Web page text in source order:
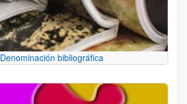
Denominación bibliográfica